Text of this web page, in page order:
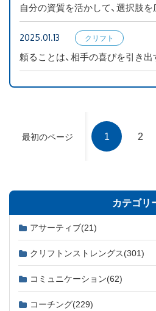
自分の資質を活かして、選択肢
2025.01.13
クリフト
ンストレ
ングス
頼ることは、相手の喜びを引き出
最初のページ 1 2
カテゴリ
アサーティブ(21)
クリフトンストレングス(301)
コミュニケーション(62)
コーチング(229)